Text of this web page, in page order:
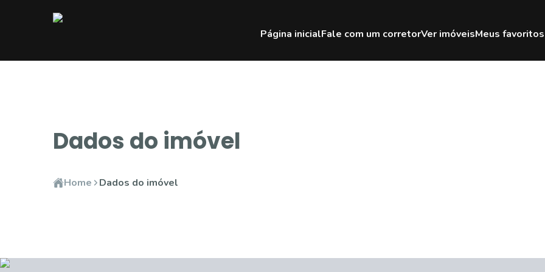
Página inicialFale com um corretorVer imóveisMeus favoritos
Dados do imóvel
Home Dados do imóvel